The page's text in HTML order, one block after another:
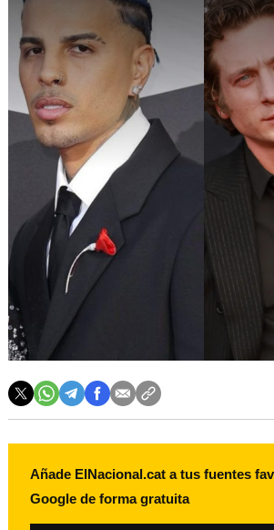
Añade ElNacional.cat a tus fuentes
Google de forma gratuita